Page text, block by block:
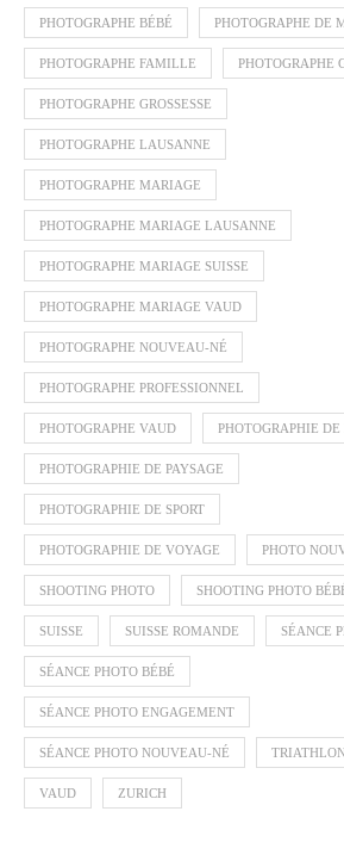
PHOTOGRAPHE BÉBÉ PHOTOGRAPHE DE
PHOTOGRAPHE FAMILLE PHOTOGRAPHE
PHOTOGRAPHE GROSSESSE
PHOTOGRAPHE LAUSANNE
PHOTOGRAPHE MARIAGE
PHOTOGRAPHE MARIAGE LAUSANNE
PHOTOGRAPHE MARIAGE SUISSE
PHOTOGRAPHE MARIAGE VAUD
PHOTOGRAPHE NOUVEAU-NÉ
PHOTOGRAPHE PROFESSIONNEL
PHOTOGRAPHE VAUD PHOTOGRAPHIE
PHOTOGRAPHIE DE PAYSAGE
PHOTOGRAPHIE DE SPORT
PHOTOGRAPHIE DE VOYAGE PHOTO
SHOOTING PHOTO SHOOTING PHOTO
SUISSE SUISSE ROMANDE SÉANCE
SÉANCE PHOTO BÉBÉ
SÉANCE PHOTO ENGAGEMENT
SÉANCE PHOTO NOUVEAU-NÉ
VAUD ZURICH